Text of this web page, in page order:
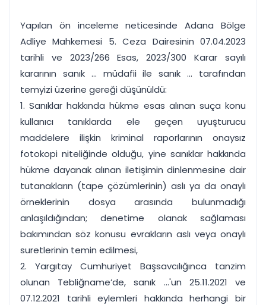
Yapılan ön inceleme neticesinde Adana Bölge
Adliye Mahkemesi 5. Ceza Dairesinin 07.04.2023
tarihli ve 2023/266 Esas, 2023/300 Karar sayılı
kararının sanık ... müdafii ile sanık ... tarafından
temyizi üzerine gereği düşünüldü:
1. Sanıklar hakkında hükme esas alınan suça konu
kullanıcı tanıklarda ele geçen uyuşturucu
maddelere ilişkin kriminal raporlarının onaysız
fotokopi niteliğinde olduğu, yine sanıklar hakkında
hükme dayanak alınan iletişimin dinlenmesine dair
tutanakların (tape çözümlerinin) aslı ya da onaylı
örneklerinin dosya arasında bulunmadığı
anlaşıldığından; denetime olanak sağlaması
bakımından söz konusu evrakların aslı veya onaylı
suretlerinin temin edilmesi,
2. Yargıtay Cumhuriyet Başsavcılığınca tanzim
olunan Tebliğname’de, sanık ...'un 25.11.2021 ve
07.12.2021 tarihli eylemleri hakkında herhangi bir